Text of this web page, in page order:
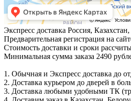
Экспресс доставка Россия,
Предварительная регистрация на
Стоимость доставки и сроки
Минимальная сумма заказа 2490
1. Обычная и Экспресс доставка до
2. Доставка курьером до дверей в
3. Доставка любыми удобными ТК